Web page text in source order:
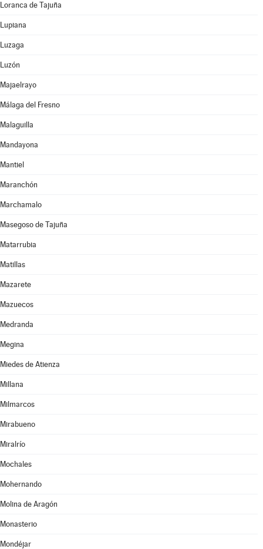
Loranca de Tajuña
Lupiana
Luzaga
Luzón
Majaelrayo
Málaga del Fresno
Malaguilla
Mandayona
Mantiel
Maranchón
Marchamalo
Masegoso de Tajuña
Matarrubia
Matillas
Mazarete
Mazuecos
Medranda
Megina
Miedes de Atienza
Millana
Milmarcos
Mirabueno
Miralrío
Mochales
Mohernando
Molina de Aragón
Monasterio
Mondéjar